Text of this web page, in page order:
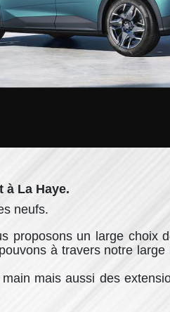
à La Haye.
neufs.
proposons un large choix
à travers notre
mais aussi des